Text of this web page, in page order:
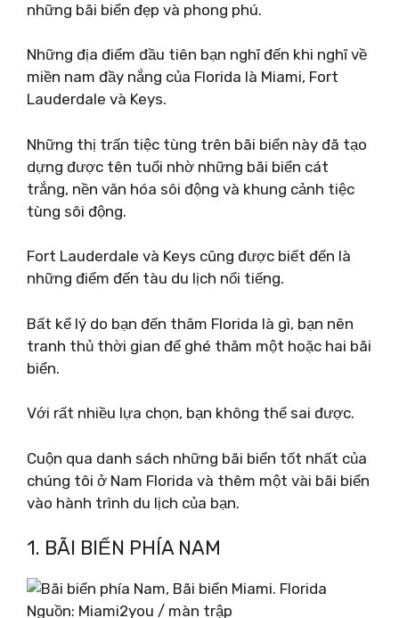
những bãi biển đẹp và phong phú.
Những địa điểm đầu tiên bạn nghĩ đến khi nghĩ về
miền nam đầy nắng của Florida là Miami, Fort
Lauderdale và Keys.
Những thị trấn tiệc tùng trên bãi biển này đã tạo
dựng được tên tuổi nhờ những bãi biển cát
trắng, nền văn hóa sôi động và khung cảnh tiệc
tùng sôi động.
Fort Lauderdale và Keys cũng được biết đến là
những điểm đến tàu du lịch nổi tiếng.
Bất kể lý do bạn đến thăm Florida là gì, bạn nên
tranh thủ thời gian để ghé thăm một hoặc hai bãi
biển.
Với rất nhiều lựa chọn, bạn không thể sai được.
Cuộn qua danh sách những bãi biển tốt nhất của
chúng tôi ở Nam Florida và thêm một vài bãi biển
vào hành trình du lịch của bạn.
1. BÃI BIỂN PHÍA NAM
Nguồn: Miami2you / màn trập